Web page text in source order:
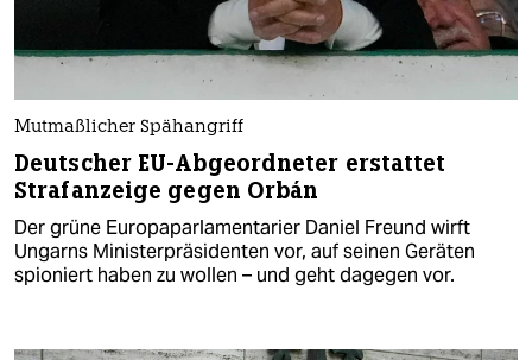
Mutmaßlicher Spähangriff
Deutscher EU-Abgeordneter erstattet
Strafanzeige gegen Orbán
Der grüne Europaparlamentarier Daniel Freund wirft
Ungarns Ministerpräsidenten vor, auf seinen Geräten
spioniert haben zu wollen – und geht dagegen vor.